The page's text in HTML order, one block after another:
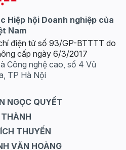
Hiệp hội Doanh nghiệp của
Nam
điện tử số 93/GP-BTTTT do
cấp ngày 6/3/2017
Công nghệ cao, số 4 Vũ
TP Hà Nội
NGỌC QUYẾT
THUYẾN
VĂN HOÀNG